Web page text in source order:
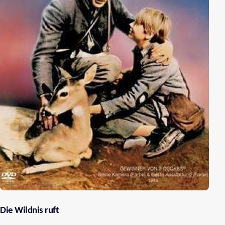
Die Wildnis ruft